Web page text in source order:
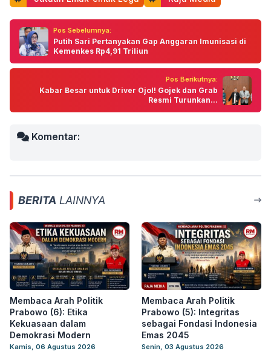
Pos Sebelumnya:
Putih Sari Pertanyakan Gap Anggaran Imunisasi di
Kemenkes Rp4,91 Triliun
Pos Berikutnya:
Kabar Besar untuk Driver Ojol! Gojek dan Grab
Resmi Turunkan...
Komentar:
BERITA LAINNYA
Membaca Arah Politik
Prabowo (6): Etika
Kekuasaan dalam
Demokrasi Modern
Kamis, 06 Agustus 2026
Membaca Arah Politik
Prabowo (5): Integritas
sebagai Fondasi Indonesia
Emas 2045
Senin, 03 Agustus 2026